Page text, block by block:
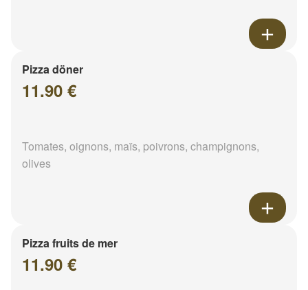
Pizza döner
11.90 €
Tomates, oignons, maïs, poivrons, champignons,
olives
Pizza fruits de mer
11.90 €